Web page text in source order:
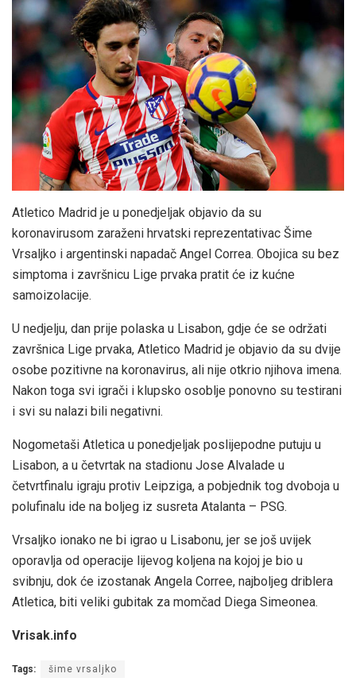
Atletico Madrid je u ponedjeljak objavio da su
koronavirusom zaraženi hrvatski reprezentativac Šime
Vrsaljko i argentinski napadač Angel Correa. Obojica su bez
simptoma i završnicu Lige prvaka pratit će iz kućne
samoizolacije.
U nedjelju, dan prije polaska u Lisabon, gdje će se održati
završnica Lige prvaka, Atletico Madrid je objavio da su dvije
osobe pozitivne na koronavirus, ali nije otkrio njihova imena.
Nakon toga svi igrači i klupsko osoblje ponovno su testirani
i svi su nalazi bili negativni.
Nogometaši Atletica u ponedjeljak poslijepodne putuju u
Lisabon, a u četvrtak na stadionu Jose Alvalade u
četvrtfinalu igraju protiv Leipziga, a pobjednik tog dvoboja u
polufinalu ide na boljeg iz susreta Atalanta – PSG.
Vrsaljko ionako ne bi igrao u Lisabonu, jer se još uvijek
oporavlja od operacije lijevog koljena na kojoj je bio u
svibnju, dok će izostanak Angela Corree, najboljeg driblera
Atletica, biti veliki gubitak za momčad Diega Simeonea.
Vrisak.info
Tags: šime vrsaljko